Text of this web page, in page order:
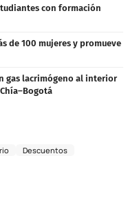
con formación
de 100 mujeres y promueve
gas lacrimógeno al interior
Descuentos